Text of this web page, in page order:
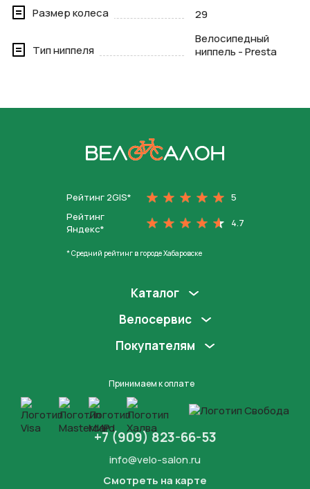
Размер колеса
29
Тип ниппеля
Велосипедный
ниппель - Presta
Рейтинг 2GIS*
5
Рейтинг
Яндекс*
4.7
* Средний рейтинг в городе Хабаровске
Каталог
Велосервис
Покупателям
Принимаем к оплате
+7 (909) 823-66-53
info@velo-salon.ru
Смотреть на карте